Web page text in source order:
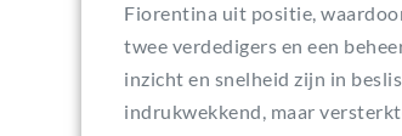
Fiorentina uit positie,
twee verdedigers en een
inzicht en snelheid zijn in
indrukwekkend, maar